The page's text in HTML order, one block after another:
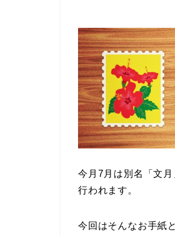
今月7月は別名「文
行われます。
今回はそんなお手紙